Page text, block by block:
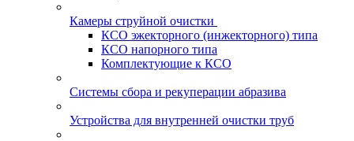
Камеры струйной очистки
КСО эжекторного (инжекторного) типа
КСО напорного типа
Комплектующие к КСО
Системы сбора и рекуперации абразива
Устройства для внутренней очистки труб